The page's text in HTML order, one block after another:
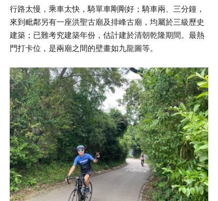
行路太慢，乘車太快，騎單車剛剛好；騎車兩、三分鐘，
來到毗鄰另有一座洪聖古廟及排峰古廟，均屬於三級歷史
建築；已難考究建築年份，估計建於清朝乾隆期間。最熱
門打卡位，是兩廟之間的壁畫如九龍圖等。